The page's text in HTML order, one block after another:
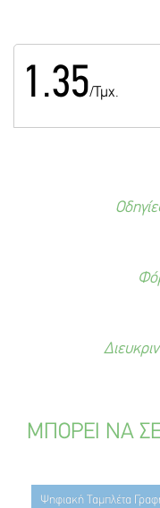
1.35/Τμχ.
ΜΠΟΡΕΙ ΝΑ
Ψηφιακή Ταμπλέτα